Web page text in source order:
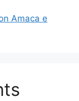
Amaca e